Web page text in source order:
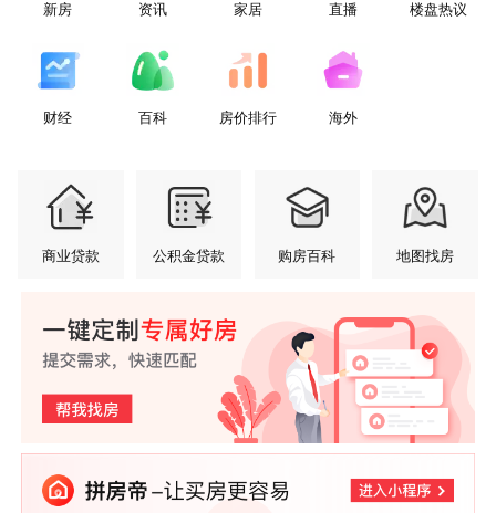
新房 资讯 家居 直播 楼盘热议
财经 百科 房价排行 海外
商业贷款 公积金贷款 购房百科 地图找房